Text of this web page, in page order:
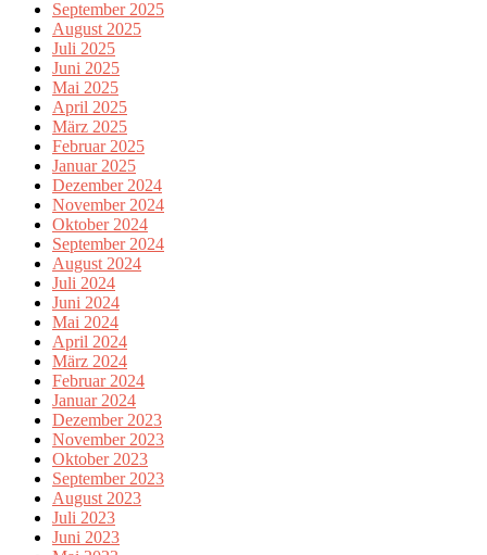
September 2025
August 2025
Juli 2025
Juni 2025
Mai 2025
April 2025
März 2025
Februar 2025
Januar 2025
Dezember 2024
November 2024
Oktober 2024
September 2024
August 2024
Juli 2024
Juni 2024
Mai 2024
April 2024
März 2024
Februar 2024
Januar 2024
Dezember 2023
November 2023
Oktober 2023
September 2023
August 2023
Juli 2023
Juni 2023